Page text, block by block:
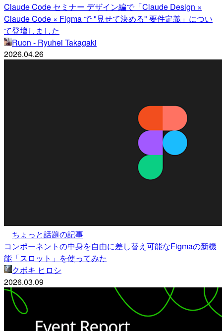
Claude Code セミナー デザイン編で「Claude Design ×
Claude Code × Figma で "見せて決める" 要件定義」につい
て登壇しました
Ruon - Ryuhei Takagaki
2026.04.26
ちょっと話題の記事
コンポーネントの中身を自由に差し替え可能なFigmaの新機
能「スロット」を使ってみた
クボキ ヒロシ
2026.03.09